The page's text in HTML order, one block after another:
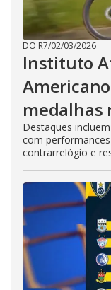
DO R7/02/03/2026
Instituto
medalhas
Destaques
com
contrarrelógio e